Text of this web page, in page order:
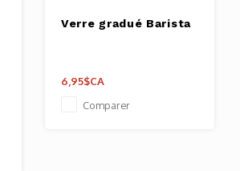
Verre gradué Barista
6,95$CA
Comparer